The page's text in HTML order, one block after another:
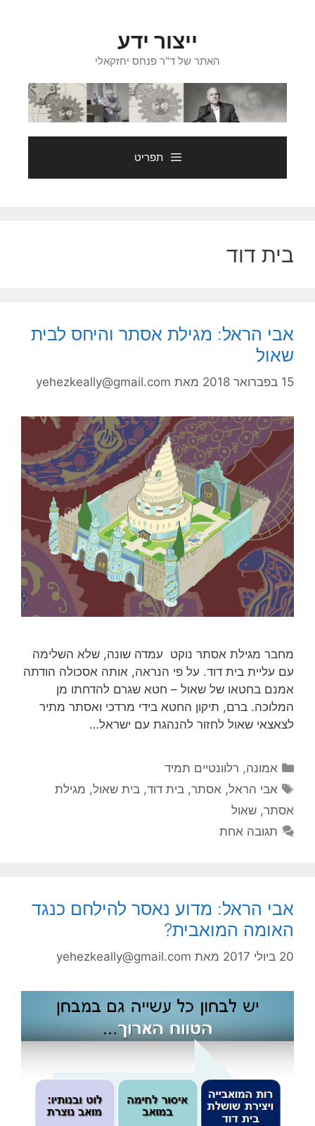
ייצור ידע
האתר של ד"ר פנחס יחזקאלי
תפריט
בית דוד
אבי הראל: מגילת אסתר והיחס לבית
שאול
15 בפברואר 2018 מאת yehezkeally@gmail.com
מחבר מגילת אסתר נוקט עמדה שונה, שלא השלימה
עם עליית בית דוד. על פי הנראה, אותה אסכולה הודתה
אמנם בחטאו של שאול – חטא שגרם להדחתו מן
המלוכה. ברם, תיקון החטא בידי מרדכי ואסתר מתיר
לצאצאי שאול לחזור להנהגת עם ישראל…
קטגוריות
אמונה, רלוונטיים תמיד
תגיות
אבי הראל, אסתר,בית דוד,בית שאול, מגילת
אסתר, שאול
תגובה אחת
אבי הראל: מדוע נאסר להילחם כנגד
האומה המואבית?
20 ביולי 2017 מאת yehezkeally@gmail.com